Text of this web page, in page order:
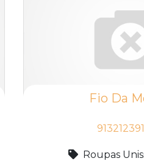
Fio Da
Roupas